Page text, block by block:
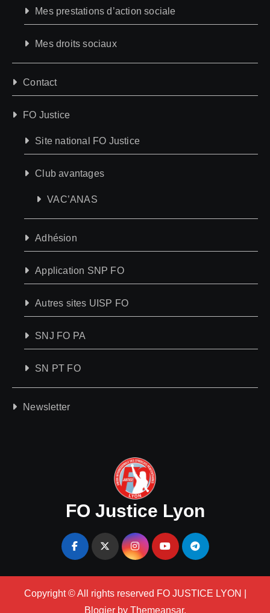
Mes prestations d’action sociale
Mes droits sociaux
Contact
FO Justice
Site national FO Justice
Club avantages
VAC’ANAS
Adhésion
Application SNP FO
Autres sites UISP FO
SNJ FO PA
SN PT FO
Newsletter
FO Justice Lyon
Copyright © All rights reserved FO JUSTICE LYON
Blogierby Themeansar.